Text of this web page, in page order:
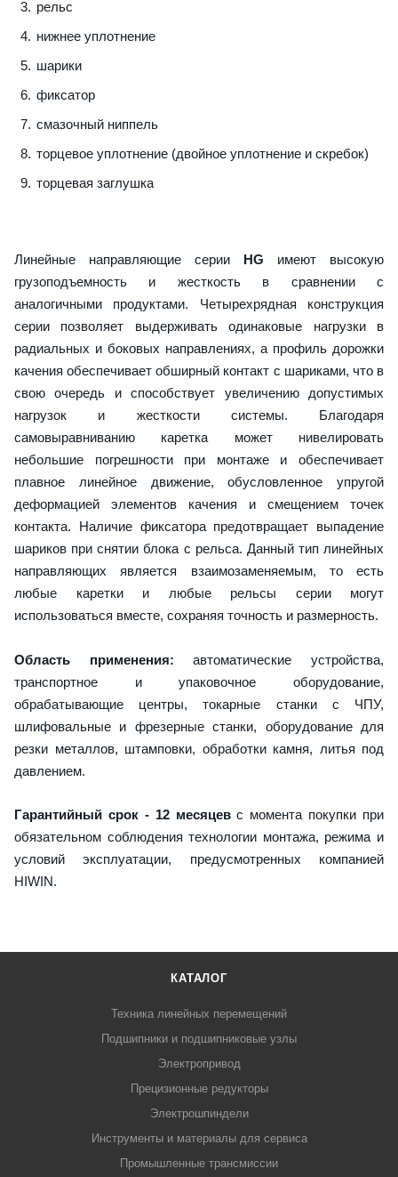
рельс
нижнее уплотнение
шарики
фиксатор
смазочный ниппель
торцевое уплотнение (двойное уплотнение и скребок)
торцевая заглушка
Линейные направляющие серии HG имеют высокую
грузоподъемность и жесткость в сравнении с
аналогичными продуктами. Четырехрядная конструкция
серии позволяет выдерживать одинаковые нагрузки в
радиальных и боковых направлениях, а профиль дорожки
качения обеспечивает обширный контакт с шариками, что в
свою очередь и способствует увеличению допустимых
нагрузок и жесткости системы. Благодаря
самовыравниванию каретка может нивелировать
небольшие погрешности при монтаже и обеспечивает
плавное линейное движение, обусловленное упругой
деформацией элементов качения и смещением точек
контакта. Наличие фиксатора предотвращает выпадение
шариков при снятии блока с рельса. Данный тип линейных
направляющих является взаимозаменяемым, то есть
любые каретки и любые рельсы серии могут
использоваться вместе, сохраняя точность и размерность.
Область применения: автоматические устройства,
транспортное и упаковочное оборудование,
обрабатывающие центры, токарные станки с ЧПУ,
шлифовальные и фрезерные станки, оборудование для
резки металлов, штамповки, обработки камня, литья под
давлением.
Гарантийный срок - 12 месяцевс момента покупки при
обязательном соблюдения технологии монтажа, режима и
условий эксплуатации, предусмотренных компанией
HIWIN.
КАТАЛОГ
Техника линейных перемещений
Подшипники и подшипниковые узлы
Электропривод
Прецизионные редукторы
Электрошпиндели
Инструменты и материалы для сервиса
Промышленные трансмиссии